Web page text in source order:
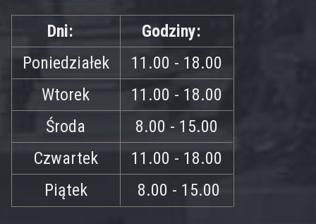
Dni:
Godziny:
Poniedziałek
11.00 - 18.00
Wtorek
11.00 - 18.00
Środa
8.00 - 15.00
Czwartek
11.00 - 18.00
Piątek
8.00 - 15.00